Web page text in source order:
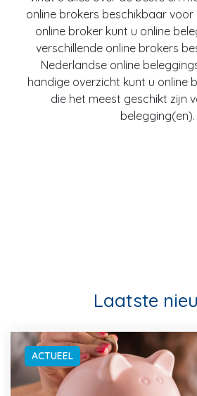
online brokers beschikbaar voor
online broker kunt u online
verschillende online brokers
Nederlandse online
handige overzicht kunt u online
die het meest geschikt zijn
belegging(en).
Laatste
ACTUEEL